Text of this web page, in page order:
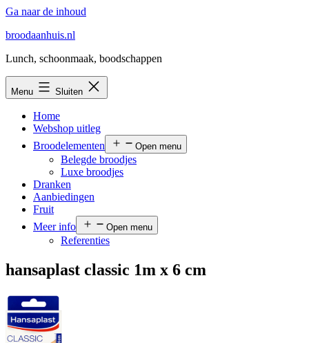
Ga naar de inhoud
broodaanhuis.nl
Lunch, schoonmaak, boodschappen
Menu Sluiten
Home
Webshop uitleg
Broodelementen
Open menu
Belegde broodjes
Luxe broodjes
Dranken
Aanbiedingen
Fruit
Meer info
Open menu
Referenties
hansaplast classic 1m x 6 cm